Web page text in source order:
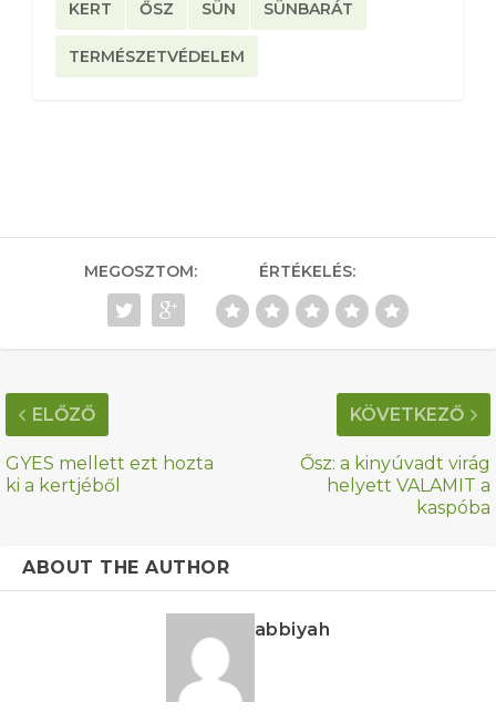
KERT ŐSZ SÜN SÜNBARÁT
TERMÉSZETVÉDELEM
MEGOSZTOM: ÉRTÉKELÉS:
ELŐZŐ
GYES mellett ezt hozta
ki a kertjéből
KÖVETKEZŐ
Ősz: a kinyúvadt virág
helyett VALAMIT a
kaspóba
ABOUT THE AUTHOR
abbiyah